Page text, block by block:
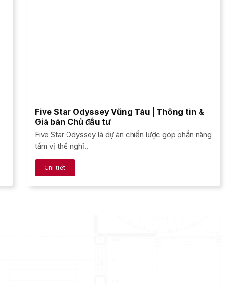
Five Star Odyssey Vũng Tàu | Thông tin &
Giá bán Chủ đầu tư
Five Star Odyssey là dự án chiến lược góp phần nâng
tầm vị thế nghỉ...
Chi tiết